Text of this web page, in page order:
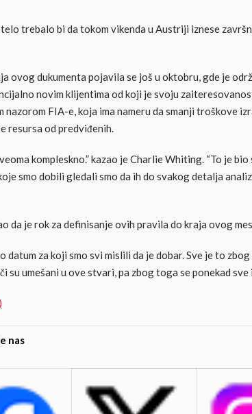
trebalo bi da tokom vikenda u Austriji iznese
ovog dukumenta pojavila se još u oktobru, gde je
novim klijentima od koji je svoju
nazorom FIA-e, koja ima nameru da smanji troškove
resursa od predviđenih.
kompleskno.” kazao je Charlie Whiting. “To je
smo dobili gledali smo da ih do svakog detalja
da je rok za definisanje ovih pravila do kraja ovog
datum za koji smo svi mislili da je dobar. Sve je to
su umešani u ove stvari, pa zbog toga se ponekad sve
nas